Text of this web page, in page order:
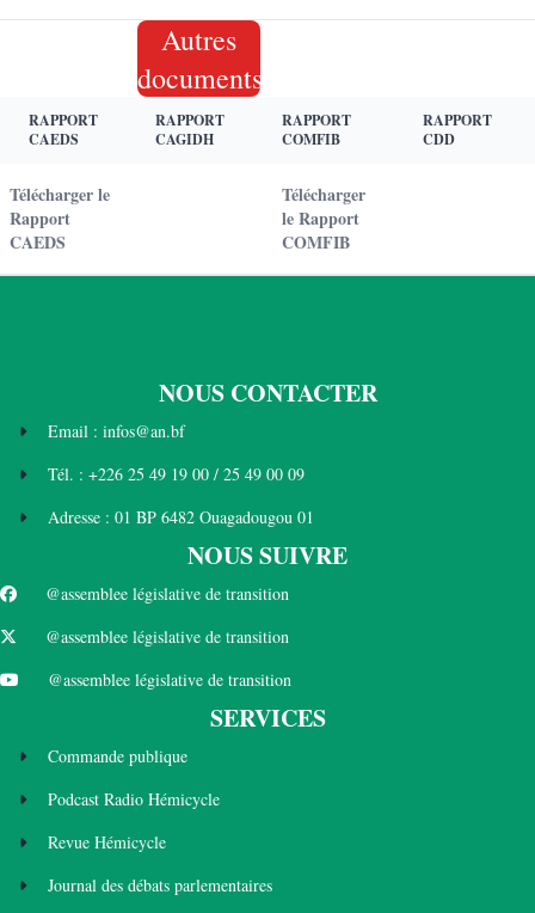
Autres
documents
RAPPORT
CAEDS
RAPPORT
CAGIDH
RAPPORT
COMFIB
RAPPORT
CDD
Télécharger le
Rapport
CAEDS
Télécharger
le Rapport
COMFIB
NOUS CONTACTER
Email : infos@an.bf
Tél. : +226 25 49 19 00 / 25 49 00 09
Adresse : 01 BP 6482 Ouagadougou 01
NOUS SUIVRE
@assemblee législative de transition
@assemblee législative de transition
@assemblee législative de transition
SERVICES
Commande publique
Podcast Radio Hémicycle
Revue Hémicycle
Journal des débats parlementaires